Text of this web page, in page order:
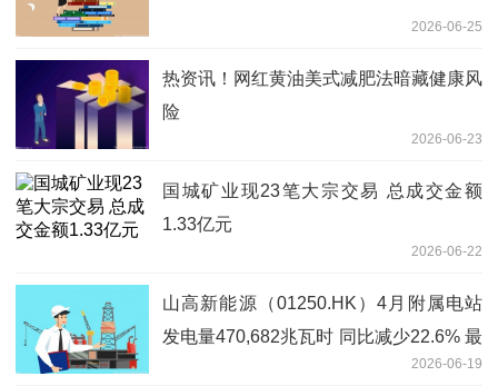
2026-06-25
热资讯！网红黄油美式减肥法暗藏健康风
险
2026-06-23
国城矿业现23笔大宗交易 总成交金额
1.33亿元
2026-06-22
山高新能源（01250.HK）4月附属电站
发电量470,682兆瓦时 同比减少22.6% 最
2026-06-19